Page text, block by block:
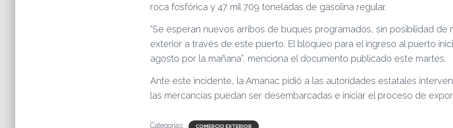
roca fosfórica y 47 mil 709 toneladas de gasolina regular.
“Se esperan nuevos arribos de buques programados, sin posibilidad de
exterior a través de este puerto. El bloqueo para el ingreso al puerto
agosto por la mañana”, menciona el documento publicado este martes.
Ante este incidente, la Amanac pidió a las autoridades estatales
las mercancías puedan ser desembarcadas e iniciar el proceso de
Categorías: COMERCIO EXTERIOR